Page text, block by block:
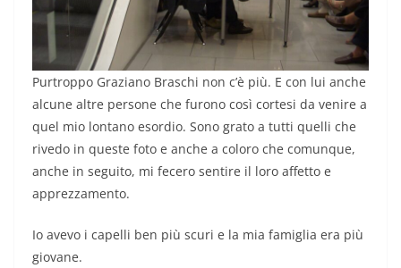
Purtroppo Graziano Braschi non c’è più. E con lui anche
alcune altre persone che furono così cortesi da venire a
quel mio lontano esordio. Sono grato a tutti quelli che
rivedo in queste foto e anche a coloro che comunque,
anche in seguito, mi fecero sentire il loro affetto e
apprezzamento.
Io avevo i capelli ben più scuri e la mia famiglia era più
giovane.